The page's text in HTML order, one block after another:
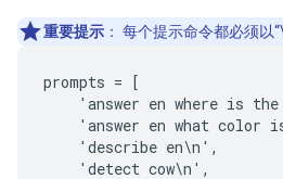
重要提示 ： 每个提示命令都必须以
prompts = [
'answer en where is
'answer en what color
    'describe en\n',
    'detect cow\n',